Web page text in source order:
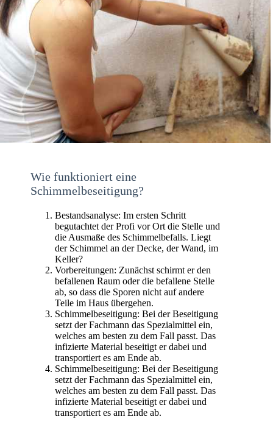
Wie funktioniert eine
Schimmelbeseitigung?
Bestandsanalyse: Im ersten Schritt
begutachtet der Profi vor Ort die Stelle und
die Ausmaße des Schimmelbefalls. Liegt
der Schimmel an der Decke, der Wand, im
Keller?
Vorbereitungen: Zunächst schirmt er den
befallenen Raum oder die befallene Stelle
ab, so dass die Sporen nicht auf andere
Teile im Haus übergehen.
Schimmelbeseitigung: Bei der Beseitigung
setzt der Fachmann das Spezialmittel ein,
welches am besten zu dem Fall passt. Das
infizierte Material beseitigt er dabei und
transportiert es am Ende ab.
Schimmelbeseitigung: Bei der Beseitigung
setzt der Fachmann das Spezialmittel ein,
welches am besten zu dem Fall passt. Das
infizierte Material beseitigt er dabei und
transportiert es am Ende ab.